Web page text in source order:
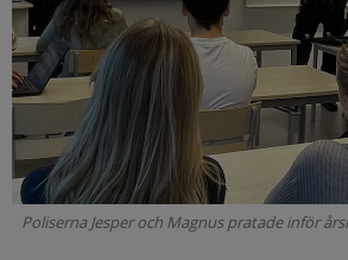
Poliserna Jesper och Magnus pratade inför